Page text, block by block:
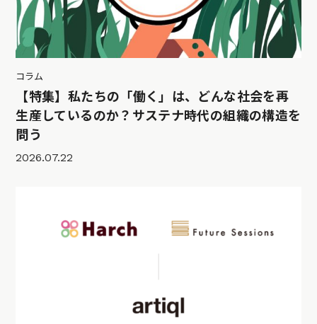
コラム
【特集】私たちの「働く」は、どんな社会を再
生産しているのか？サステナ時代の組織の構造を
問う
2026.07.22